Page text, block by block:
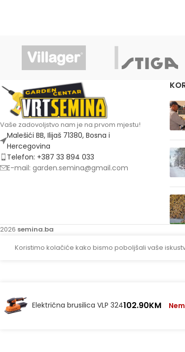
Vaše zadovoljstvo nam je na prvom mjestu!
Malešići BB, Ilijaš 71380, Bosna i
Hercegovina
Telefon: +387 33 894 033
E-mail: garden.semina@gmail.com
2026 semina.ba
Koristimo kolačiće kako bismo poboljšali vaše
Električna brusilica VLP 324102.90KM